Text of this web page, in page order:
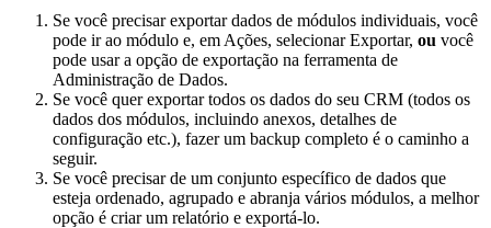
Se você precisar exportar dados de módulos individuais, você
pode ir ao módulo e, em Ações, selecionar Exportar, ou você
pode usar a opção de exportação na ferramenta de
Administração de Dados.
Se você quer exportar todos os dados do seu CRM (todos os
dados dos módulos, incluindo anexos, detalhes de
configuração etc.), fazer um backup completo é o caminho a
seguir.
Se você precisar de um conjunto específico de dados que
esteja ordenado, agrupado e abranja vários módulos, a melhor
opção é criar um relatório e exportá-lo.